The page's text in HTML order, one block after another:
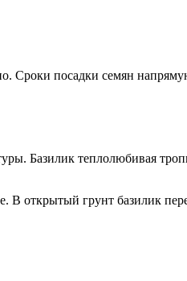
Сроки посадки семян
Базилик теплолюбивая
открытый грунт базилик